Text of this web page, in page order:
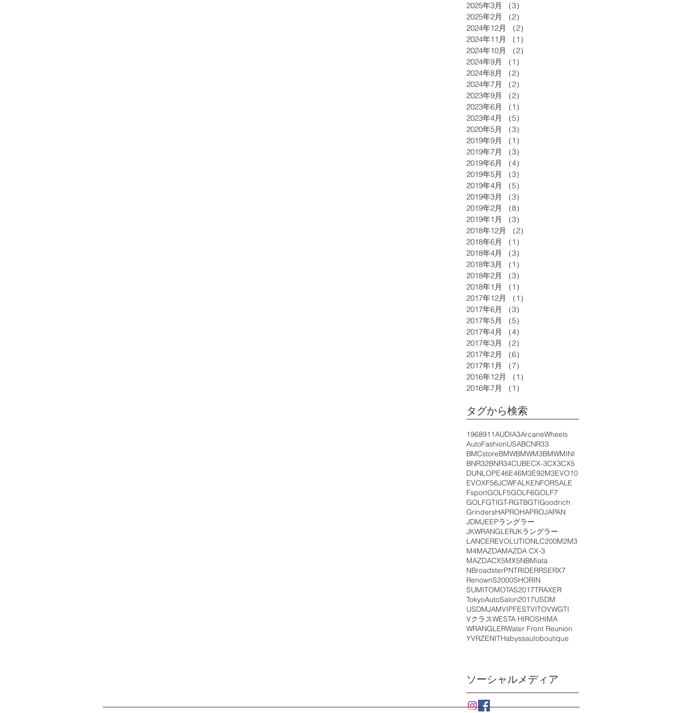
2025年3月
（3）
2025年2月
（2）
2024年12月
（2）
2024年11月
（1）
2024年10月
（2）
2024年9月
（1）
2024年8月
（2）
2024年7月
（2）
2023年9月
（2）
2023年6月
（1）
2023年4月
（5）
2020年5月
（3）
2019年9月
（1）
2019年7月
（3）
2019年6月
（4）
2019年5月
（3）
2019年4月
（5）
2019年3月
（3）
2019年2月
（8）
2019年1月
（3）
2018年12月
（2）
2018年6月
（1）
2018年4月
（3）
2018年3月
（1）
2018年2月
（3）
2018年1月
（1）
2017年12月
（1）
2017年6月
（3）
2017年5月
（5）
2017年4月
（4）
2017年3月
（2）
2017年2月
（6）
2017年1月
（7）
2016年12月
（1）
2016年7月
（1）
タグから検索
1968911AUDIA3ArcaneWheels
AutoFashionUSABCNR33
BMCstoreBMWBMWM3BMWMINI
BNR32BNR34CUBECX-3CX3CX5
DUNLOPE46E46M3E92M3EVO10
EVOXF56JCWFALKENFORSALE
FsportGOLF5GOLF6GOLF7
GOLFGTIGT-RGTBGTIGoodrich
GrindersHAPROHAPROJAPAN
JDMJEEPラングラー
JKWRANGLERJKラングラー
LANCEREVOLUTIONLC200M2M3
M4MAZDAMAZDA CX-3
MAZDACX5MX5NBMiata
NBroadsterPNTRIDERRSERX7
RenownS2000SHORIN
SUMITOMOTAS2017TRAXER
TokyoAutoSalon2017USDM
USDMJAMVIPFESTVITOVWGTI
VクラスWESTA HIROSHIMA
WRANGLERWater Front Reunion
YVRZENITHabyssautoboutique
ソーシャルメディア